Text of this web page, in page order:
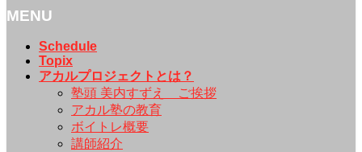
MENU
Schedule
Topix
アカルプロジェクトとは？
塾頭 美内すずえ ご挨拶
アカル塾の教育
ボイトレ概要
講師紹介